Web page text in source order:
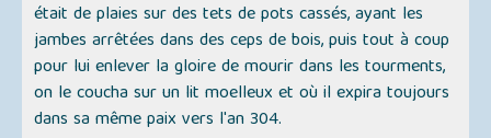
était de plaies sur des tets de pots cassés, ayant les
jambes arrêtées dans des ceps de bois, puis tout à coup
pour lui enlever la gloire de mourir dans les tourments,
on le coucha sur un lit moelleux et où il expira toujours
dans sa même paix vers l'an 304.